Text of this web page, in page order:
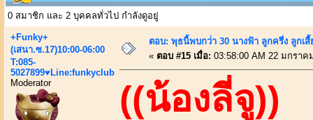
0 สมาชิก และ 2 บุคคลทั่วไป กำลังดูอยู่
+Funky+
(เสนา.ซ.17)10:00-06:00
T:085-
5027899♥Line:funkyclub
Moderator
ตอบ: พุธนี้พบกว่่า 30 นางฟ้า ลูกครึ่ง ลูกเ
« ตอบ #15 เมื่อ: 03:58:00 AM 22 มกราค
((น้องลี่จู))